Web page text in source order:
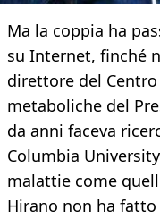
Ma la coppia ha
su Internet, finché
direttore del
metaboliche del
da anni faceva
Columbia
malattie come
Hirano non ha